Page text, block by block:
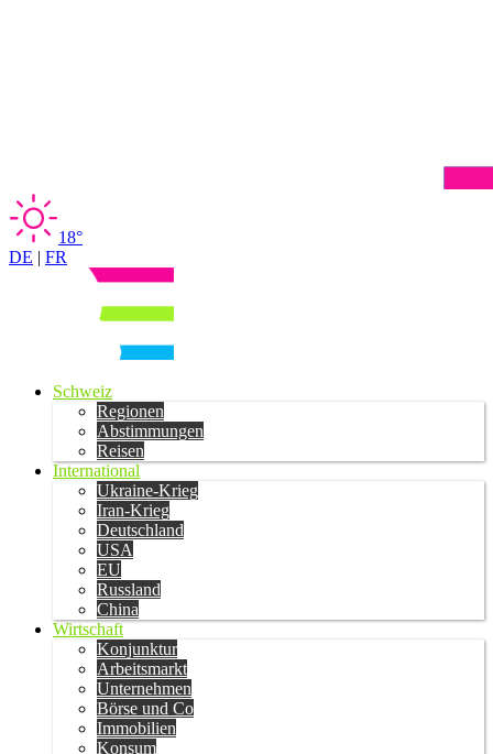
18°
DE | FR
Schweiz
Regionen
Abstimmungen
Reisen
International
Ukraine-Krieg
Iran-Krieg
Deutschland
USA
EU
Russland
China
Wirtschaft
Konjunktur
Arbeitsmarkt
Unternehmen
Börse und Co
Immobilien
Konsum